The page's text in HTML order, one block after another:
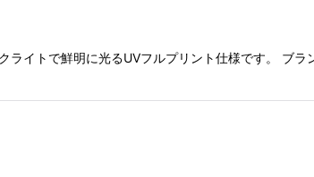
イトで鮮明に光るUVフルプリント仕様です。 ブ